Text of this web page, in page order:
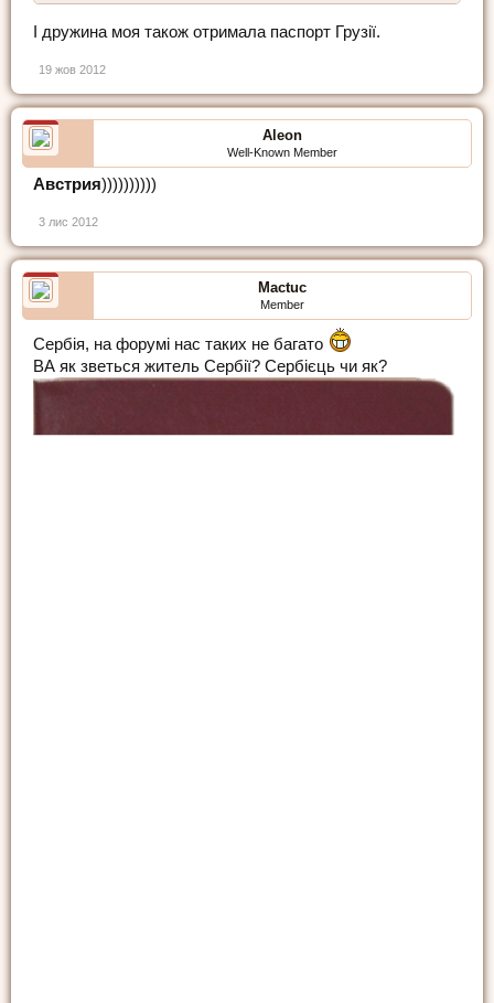
І дружина моя також отримала паспорт Грузії.
19 жов 2012
Aleon
Well-Known Member
Австрия))))))))))
3 лис 2012
Mactuc
Member
Сербія, на форумі нас таких не багато
ВА як зветься житель Сербії? Сербієць чи як?